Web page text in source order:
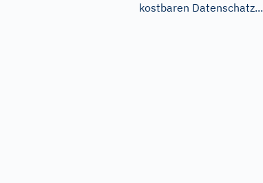
kostbaren Datenschatz...